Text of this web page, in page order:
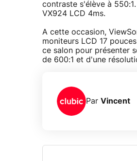
contraste s'élève à
VX924 LCD 4ms.
A cette occasion,
moniteurs LCD 17
ce salon pour présenter
de 600:1 et d'une
Par Vincent